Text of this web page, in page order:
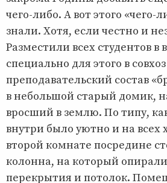
чего-либо. А вот этого
знали. Хотя, если честно и
Разместили всех студентов в
специально для этого в
преподавательский состав
в небольшой старый домик,
вросший в землю. По типу,
внутри было уютно и на всех
второй комнате посредине
колонна, на который
перекрытия и потолок.